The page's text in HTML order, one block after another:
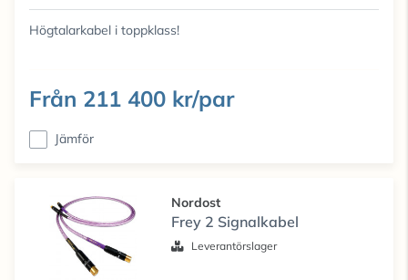
Högtalarkabel i toppklass!
Från 211 400 kr/par
Jämför
Nordost
Frey 2 Signalkabel
Leverantörslager